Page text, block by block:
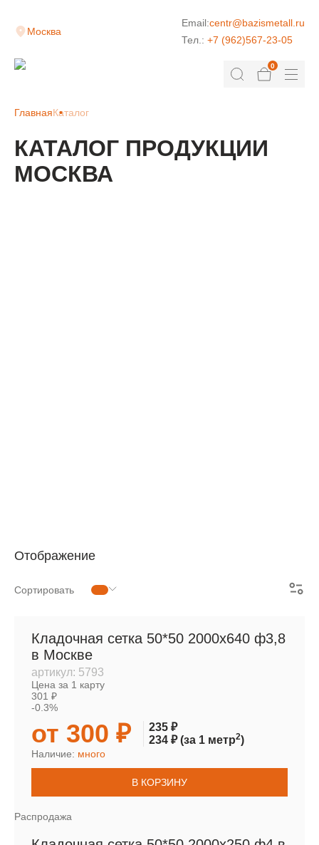
Москва
Email:centr@bazismetall.ru
Тел.: +7 (962)567-23-05
0
ГлавнаяКаталог
КАТАЛОГ ПРОДУКЦИИ
МОСКВА
Отображение
Сортировать
Кладочная сетка 50*50 2000х640 ф3,8
в Москве
артикул: 5793
Цена за 1 карту
301 ₽
-0.3%
от 300 ₽
235 ₽
234 ₽(за 1 метр2)
Наличие: много
В КОРЗИНУ
Распродажа